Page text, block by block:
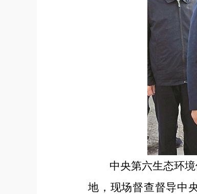
中央第六生态环
地，现场督查督导中